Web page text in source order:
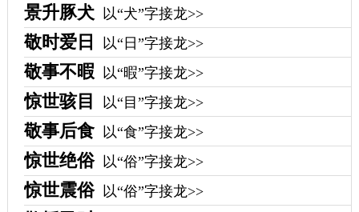
景升豚犬 以“犬”字接龙>>
敬时爱日 以“日”字接龙>>
敬事不暇 以“暇”字接龙>>
惊世骇目 以“目”字接龙>>
敬事后食 以“食”字接龙>>
惊世绝俗 以“俗”字接龙>>
惊世震俗 以“俗”字接龙>>